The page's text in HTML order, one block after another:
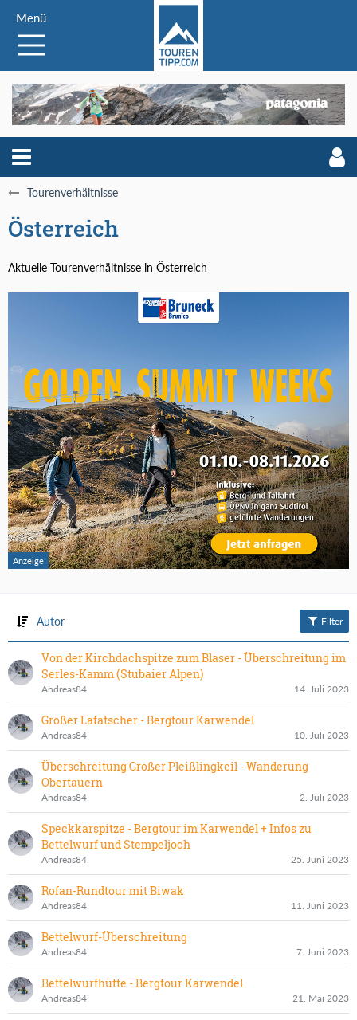
Menü
Tourenverhältnisse
Österreich
Aktuelle Tourenverhältnisse in Österreich
Autor Filter
Von der Kirchdachspitze zum Blaser - Überschreitung im
Serles-Kamm (Stubaier Alpen)
Andreas84 14. Juli 2023
Großer Lafatscher - Bergtour Karwendel
Andreas84 10. Juli 2023
Überschreitung Großer Pleißlingkeil - Wanderung
Obertauern
Andreas84 2. Juli 2023
Speckkarspitze - Bergtour im Karwendel + Infos zu
Bettelwurf und Stempeljoch
Andreas84 25. Juni 2023
Rofan-Rundtour mit Biwak
Andreas84 11. Juni 2023
Bettelwurf-Überschreitung
Andreas84 7. Juni 2023
Bettelwurfhütte - Bergtour Karwendel
Andreas84 21. Mai 2023